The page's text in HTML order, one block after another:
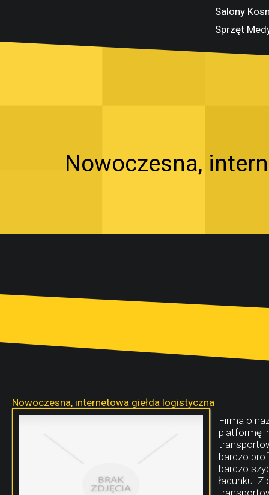
Salony
Sprzęt
Nowoczesna,
Nowoczesna, internetowa giełda logistyczna
Firma o
platformę
bardzo
bardzo
ładunku.